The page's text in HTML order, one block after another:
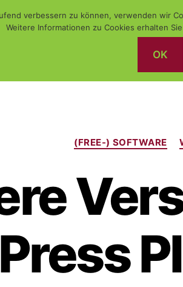
(FREE-) SOFTWARE
verbessern zu können, verwenden wir
Weitere Informationen zu Cookies erhalten
OK